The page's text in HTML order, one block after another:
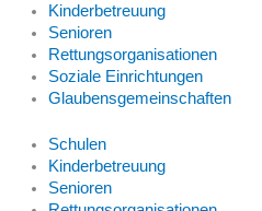
Kinderbetreuung
Senioren
Rettungsorganisationen
Soziale Einrichtungen
Glaubensgemeinschaften
Schulen
Kinderbetreuung
Senioren